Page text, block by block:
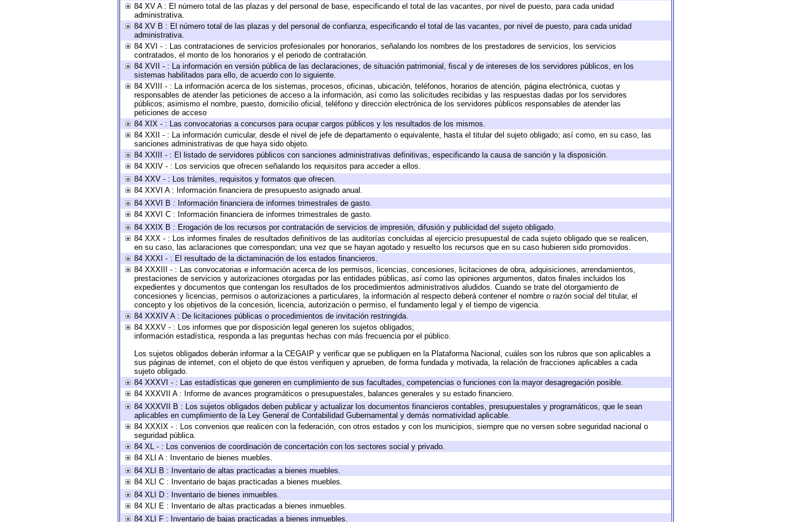
84 XV A : El número total de las plazas y del personal de base, especificando el total de las vacantes, por nivel de puesto, para cada unidad
administrativa.
84 XV B : El número total de las plazas y del personal de confianza, especificando el total de las vacantes, por nivel de puesto, para cada unidad
administrativa.
84 XVI - : Las contrataciones de servicios profesionales por honorarios, señalando los nombres de los prestadores de servicios, los servicios
contratados, el monto de los honorarios y el periodo de contratación.
84 XVII - : La información en versión pública de las declaraciones, de situación patrimonial, fiscal y de intereses de los servidores públicos, en los
sistemas habilitados para ello, de acuerdo con lo siguiente.
84 XVIII - : La información acerca de los sistemas, procesos, oficinas, ubicación, teléfonos, horarios de atención, página electrónica, cuotas y
responsables de atender las peticiones de acceso a la información, así como las solicitudes recibidas y las respuestas dadas por los servidores
públicos; asimismo el nombre, puesto, domicilio oficial, teléfono y dirección electrónica de los servidores públicos responsables de atender las
peticiones de acceso
84 XIX - : Las convocatorias a concursos para ocupar cargos públicos y los resultados de los mismos.
84 XXII - : La información curricular, desde el nivel de jefe de departamento o equivalente, hasta el titular del sujeto obligado; así como, en su caso, las
sanciones administrativas de que haya sido objeto.
84 XXIII - : El listado de servidores públicos con sanciones administrativas definitivas, especificando la causa de sanción y la disposición.
84 XXIV - : Los servicios que ofrecen señalando los requisitos para acceder a ellos.
84 XXV - : Los trámites, requisitos y formatos que ofrecen.
84 XXVI A : Información financiera de presupuesto asignado anual.
84 XXVI B : Información financiera de informes trimestrales de gasto.
84 XXVI C : Información financiera de informes trimestrales de gasto.
84 XXIX B : Erogación de los recursos por contratación de servicios de impresión, difusión y publicidad del sujeto obligado.
84 XXX - : Los informes finales de resultados definitivos de las auditorías concluidas al ejercicio presupuestal de cada sujeto obligado que se realicen,
en su caso, las aclaraciones que correspondan; una vez que se hayan agotado y resuelto los recursos que en su caso hubieren sido promovidos.
84 XXXI - : El resultado de la dictaminación de los estados financieros.
84 XXXIII - : Las convocatorias e información acerca de los permisos, licencias, concesiones, licitaciones de obra, adquisiciones, arrendamientos,
prestaciones de servicios y autorizaciones otorgadas por las entidades públicas, así como las opiniones argumentos, datos finales incluidos los
expedientes y documentos que contengan los resultados de los procedimientos administrativos aludidos. Cuando se trate del otorgamiento de
concesiones y licencias, permisos o autorizaciones a particulares, la información al respecto deberá contener el nombre o razón social del titular, el
concepto y los objetivos de la concesión, licencia, autorización o permiso, el fundamento legal y el tiempo de vigencia.
84 XXXIV A : De licitaciones públicas o procedimientos de invitación restringida.
84 XXXV - : Los informes que por disposición legal generen los sujetos obligados;
información estadística, responda a las preguntas hechas con más frecuencia por el público.
Los sujetos obligados deberán informar a la CEGAIP y verificar que se publiquen en la Plataforma Nacional, cuáles son los rubros que son aplicables a
sus páginas de internet, con el objeto de que éstos verifiquen y aprueben, de forma fundada y motivada, la relación de fracciones aplicables a cada
sujeto obligado.
84 XXXVI - : Las estadísticas que generen en cumplimiento de sus facultades, competencias o funciones con la mayor desagregación posible.
84 XXXVII A : Informe de avances programáticos o presupuestales, balances generales y su estado financiero.
84 XXXVII B : Los sujetos obligados deben publicar y actualizar los documentos financieros contables, presupuestales y programáticos, que le sean
aplicables en cumplimiento de la Ley General de Contabilidad Gubernamental y demás normatividad aplicable.
84 XXXIX - : Los convenios que realicen con la federación, con otros estados y con los municipios, siempre que no versen sobre seguridad nacional o
seguridad pública.
84 XL - : Los convenios de coordinación de concertación con los sectores social y privado.
84 XLI A : Inventario de bienes muebles.
84 XLI B : Inventario de altas practicadas a bienes muebles.
84 XLI C : Inventario de bajas practicadas a bienes muebles.
84 XLI D : Inventario de bienes inmuebles.
84 XLI E : Inventario de altas practicadas a bienes inmuebles.
84 XLI F : Inventario de bajas practicadas a bienes inmuebles.